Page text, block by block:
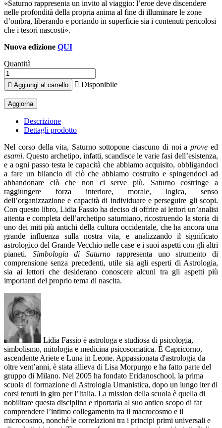
«Saturno rappresenta un invito al viaggio: l’eroe deve discendere
nelle profondità della propria anima al fine di illuminare le zone
d’ombra, liberando e portando in superficie sia i contenuti pericolosi
che i tesori nascosti».
Nuova edizione QUI
Quantità
 Aggiungi al carrello  Disponibile
Descrizione
Dettagli prodotto
Nel corso della vita, Saturno sottopone ciascuno di noi aprove ed
esami. Questo archetipo, infatti, scandisce le varie fasi dell’esistenza,
e a ogni passo testa le capacità che abbiamo acquisito, obbligandoci
a fare un bilancio di ciò che abbiamo costruito e spingendoci ad
abbandonare ciò che non ci serve più. Saturno costringe a
raggiungere forza interiore, morale, logica, senso
dell’organizzazione e capacità di individuare e perseguire gli scopi.
Con questo libro, Lidia Fassio ha deciso di offrire ai lettori un’analisi
attenta e completa dell’archetipo saturniano, ricostruendo la storia di
uno dei miti più antichi della cultura occidentale, che ha ancora una
grande influenza sulla nostra vita, e analizzando il significato
astrologico del Grande Vecchio nelle case e i suoi aspetti con gli altri
pianeti. Simbologia di Saturno rappresenta uno strumento di
comprensione senza precedenti, utile sia agli esperti di Astrologia,
sia ai lettori che desiderano conoscere alcuni tra gli aspetti più
importanti del proprio tema di nascita.
Lidia Fassio è astrologa e studiosa di psicologia,
simbolismo, mitologia e medicina psicosomatica. È Capricorno,
ascendente Ariete e Luna in Leone. Appassionata d'astrologia da
oltre vent’anni, è stata allieva di Lisa Morpurgo e ha fatto parte del
gruppo di Milano. Nel 2005 ha fondato Eridanoschool, la prima
scuola di formazione di Astrologia Umanistica, dopo un lungo iter di
corsi tenuti in giro per l’Italia. La mission della scuola è quella di
nobilitare questa disciplina e riportarla al suo antico scopo di far
comprendere l’intimo collegamento tra il macrocosmo e il
microcosmo, nonché le correlazioni tra i principi primi universali e